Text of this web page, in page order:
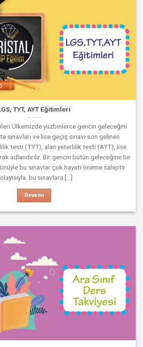
TYT, AYT Eğitimleri
Ülkemizde yüzbinlerce gencin geleceğini
sınavları ve lise geçiş sınavı son gelinen
testi (TYT), alan yeterlilik testi (AYT), lise
adlandırılır. Bir gencin bütün geleceğine bir
bu sınavlar çok hayati öneme sahiptir.
bu sınavlara [...]
Devamı